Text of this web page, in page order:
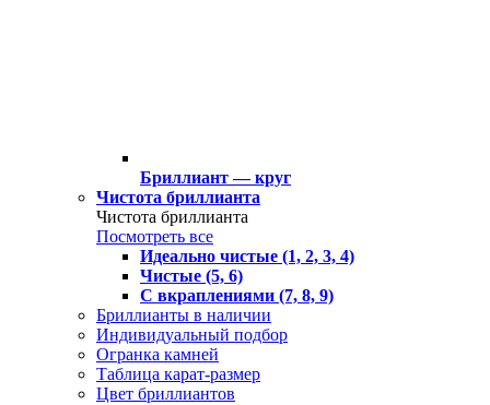
Бриллиант — круг
Чистота бриллианта
Чистота бриллианта
Посмотреть все
Идеально чистые (1, 2, 3, 4)
Чистые (5, 6)
С вкраплениями (7, 8, 9)
Бриллианты в наличии
Индивидуальный подбор
Огранка камней
Таблица карат-размер
Цвет бриллиантов